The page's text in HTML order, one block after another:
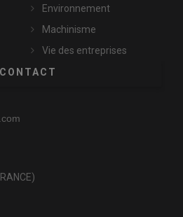
Environnement
Machinisme
Vie des entreprises